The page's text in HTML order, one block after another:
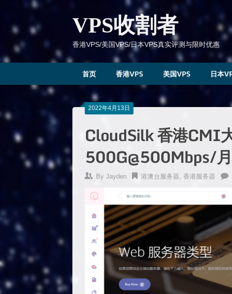
VPS收割者
香港VPS/美国VPS/日本VPS真实评测与限时优惠
首页 香港VPS 美国VPS 日本
2022年4月13日
CloudSilk 香港CMI
500G@500Mbps/
By Jayden 港澳台服务器, 香港服务器